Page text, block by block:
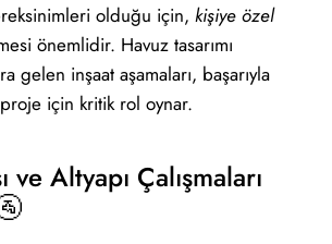
olduğu için,kişiye özel
önemlidir. Havuz tasarımı
gelen inşaat aşamaları, başarıyla
için kritik rol oynar.
ve Altyapı Çalışmaları